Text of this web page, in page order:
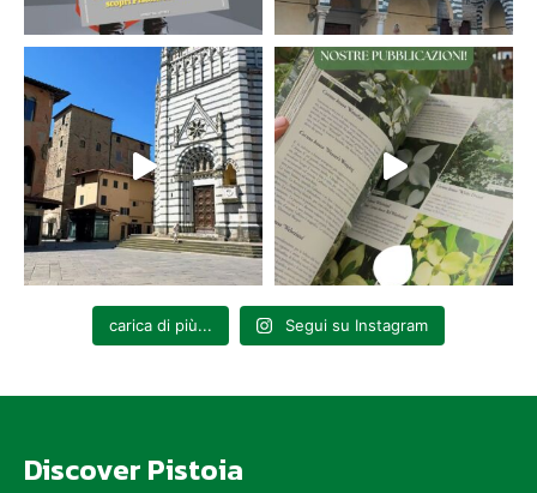
carica di più... Segui su Instagram
Discover Pistoia